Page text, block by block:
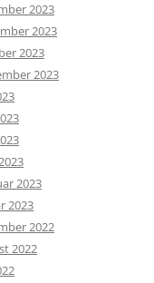
2023
2023
2023
2023
2023
2023
2022
2022